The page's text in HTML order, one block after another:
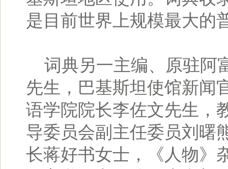
是目前世界上规模最大的
词典另一主编、原驻阿
先生，巴基斯坦使馆新闻
语学院院长李佐文先生，
导委员会副主任委员刘曙
长蒋好书女士，《人物》